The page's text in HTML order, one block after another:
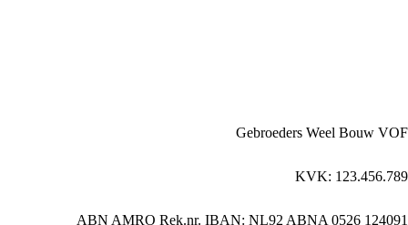
Gebroeders Weel Bouw VOF
KVK: 123.456.789
ABN AMRO Rek.nr. IBAN: NL92 ABNA 0526 124091